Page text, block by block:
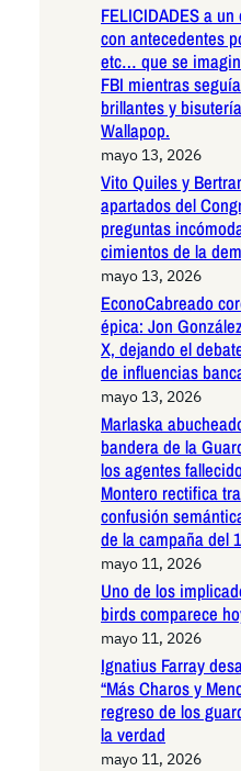
FELICIDADES a
con antecedentes
etc… que se
FBI mientras
brillantes y
Wallapop.
mayo 13, 2026
Vito Quiles y
apartados del
preguntas
cimientos de la
mayo 13, 2026
EconoCabreado
épica: Jon
X, dejando el
de influencias
mayo 13, 2026
Marlaska
bandera de la
los agentes
Montero rectifica
confusión
de la campaña del
mayo 11, 2026
Uno de los
birds comparece
mayo 11, 2026
Ignatius Farray
“Más Charos y
regreso de los
la verdad
mayo 11, 2026